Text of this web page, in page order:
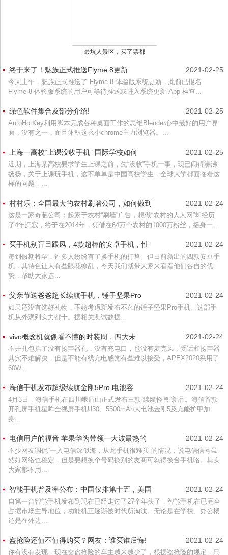
最坑人景区，买了票都
2021-02-25
终于来了！魅族正式推送Flyme 8更新
今天上午，魅族正式推送了 Flyme 8 体验版系统更新，此前已报名
Flyme 8 体验版系统的用户可等待推送或进入系统更新 App 检查...
2021-02-25
绿色软件集合及部分介绍!
AutoHotKey利用脚本完成各种桌面工作的思维Blender心中最好的用户界
面，没有之一，而且体积这么小chrome主力浏览器。...
2021-02-25
上海一高校“上课没收手机” 国际学校如何
近期，上海某高校要求学生上课之前，先“没收”手机一事，现已闹得沸沸
扬扬，关于上课玩手机，这不单单是中国高校学生，全球大学都面临着这
样的问题，...
2021-02-24
村村乐：全国最大的农村刷墙公司，如何做到
这是一家奇葩公司：起家于农村“刷墙”广告，想做“农村的人人网”却经历
了4年沉寂，终于在2014年，凭借在64万个农村的1000万粉丝，摇身一...
2021-02-24
买手机别盲目跟风，4款超棒的安卓手机，性
每到假期将至，许多人纷纷有了换手机的打算。但日前新出的四款安卓手
机，其特色让人有些眼花缭乱，今天我们就带大家来看看他们各自的优
势，帮助大家选...
2021-02-24
父亲节送爸爸超长续航手机，锤子坚果Pro
如果还没有选好礼物，不妨考虑新发布不久的锤子坚果Pro手机。这部手
机从外观到实力都十。据相关测试数据...
2021-02-24
vivo概念机就像看不懂的时装周，四大未
不开孔包括了没有扬声器孔，没有充电口，也没有麦克风，受话和扬声器
其实不难解决，但是不能有线充电感觉有些难以接受，APEX2020采用了
60W...
2021-02-24
海信手机发布超级续航金刚5Pro 电池容
4月3日，海信手机在四川峨眉山正式发布三款“续航怪兽”新品。海信首款
开孔屏手机星眸全视屏手机U30、5500mAh大电池金刚5及充能护甲加
身...
2021-02-24
电信用户的福音 苹果华为带领一大波最热的
不少网友调侃“一入电信深似海，从此手机很难买”的情况，说电信信号虽
然好网络也稳定，但是要想换个号码换别的友商可就得换台手机咯。其实
大家都不用...
2021-02-24
智能手机普及率公布：中国仅排第十五，美国
自第一台智能手机发布到现在已经走过了27个年头了，智能手机在已完全
占据市场主导地位，功能机正逐渐被时代所淘汰。无论是在学校、办公楼
还是在外边...
2021-02-24
盗抢险还值不值得购买？网友：谁买谁后悔!
你有没有发现，现在交盗抢险的车主越来越少了，根据盗抢险的规定，只